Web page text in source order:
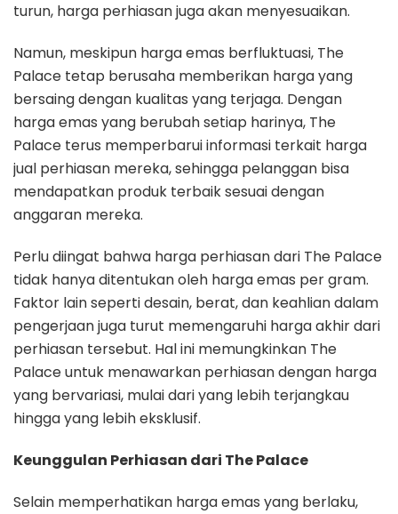
turun, harga perhiasan juga akan menyesuaikan.
Namun, meskipun harga emas berfluktuasi, The
Palace tetap berusaha memberikan harga yang
bersaing dengan kualitas yang terjaga. Dengan
harga emas yang berubah setiap harinya, The
Palace terus memperbarui informasi terkait harga
jual perhiasan mereka, sehingga pelanggan bisa
mendapatkan produk terbaik sesuai dengan
anggaran mereka.
Perlu diingat bahwa harga perhiasan dari The Palace
tidak hanya ditentukan oleh harga emas per gram.
Faktor lain seperti desain, berat, dan keahlian dalam
pengerjaan juga turut memengaruhi harga akhir dari
perhiasan tersebut. Hal ini memungkinkan The
Palace untuk menawarkan perhiasan dengan harga
yang bervariasi, mulai dari yang lebih terjangkau
hingga yang lebih eksklusif.
Keunggulan Perhiasan dari The Palace
Selain memperhatikan harga emas yang berlaku,